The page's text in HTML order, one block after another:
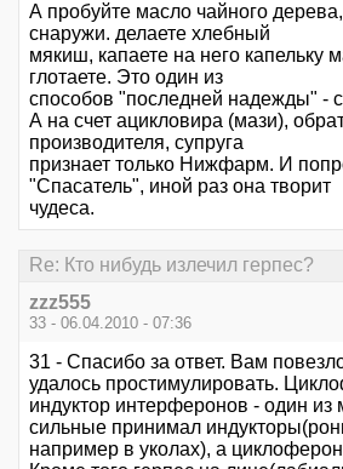
А пробуйте масло чайного
снаружи. делаете хлебный
мякиш, капаете на него капельку
глотаете. Это один из
способов "последней надежды" -
А на счет ацикловира (мази),
производителя, супруга
признает только Нижфарм. И
"Спасатель", иной раз она творит
чудеса.
Re: Кто нибудь излечил герпес?
zzz555
33 - 06.04.2010 - 07:36
31 - Спасибо за ответ. Вам
удалось простимулировать.
индуктор интерферонов - один из
сильные принимал
например в уколах), а циклоферон